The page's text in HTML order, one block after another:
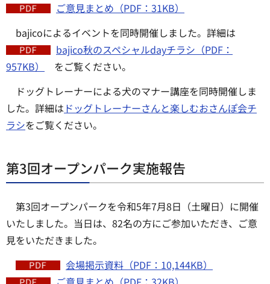
ご意見まとめ（PDF：31KB）
bajicoによるイベントを同時開催しました。詳細は
bajico秋のスペシャルdayチラシ（PDF：
957KB）
をご覧ください。
ドッグトレーナーによる犬のマナー講座を同時開催しま
した。詳細は ドッグトレーナーさんと楽しむおさんぽ会チ
ラシをご覧ください。
第3回オープンパーク実施報告
第3回オープンパークを令和5年7月8日（土曜日）に開催
いたしました。当日は、82名の方にご参加いただき、ご意
見をいただきました。
会場掲示資料（PDF：10,144KB）